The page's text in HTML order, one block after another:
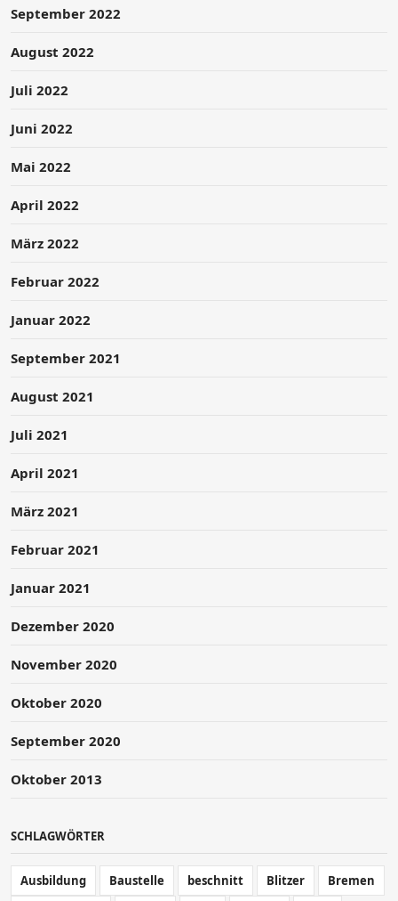
September 2022
August 2022
Juli 2022
Juni 2022
Mai 2022
April 2022
März 2022
Februar 2022
Januar 2022
September 2021
August 2021
Juli 2021
April 2021
März 2021
Februar 2021
Januar 2021
Dezember 2020
November 2020
Oktober 2020
September 2020
Oktober 2013
SCHLAGWÖRTER
Ausbildung Baustelle beschnitt Blitzer
Bremen